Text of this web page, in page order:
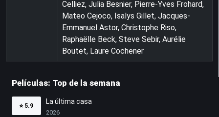
Celliez, Julia Besnier, Pierre-Yves Frohard,
Mateo Cejoco, Isalys Gillet, Jacques-
Emmanuel Astor, Christophe Riso,
Raphaëlle Beck, Steve Sebir, Aurélie
Boutet, Laure Cochener
Películas: Top de la semana
⭐ 5.9
La última casa
2026